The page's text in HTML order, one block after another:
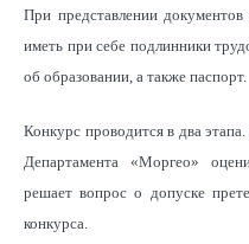
При представлении
иметь при себе подлинники
об образовании, а также паспорт.
Конкурс проводится в два
Департамента «Моргео»
решает вопрос о допуске
конкурса.